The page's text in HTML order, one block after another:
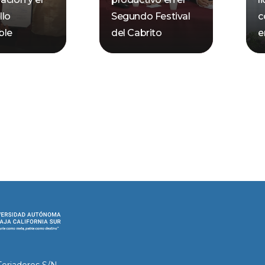
Segundo Festival
del Cabrito